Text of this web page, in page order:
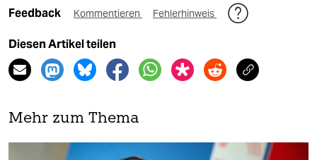
Feedback Kommentieren Fehlerhinweis
Diesen Artikel teilen
Mehr zum Thema